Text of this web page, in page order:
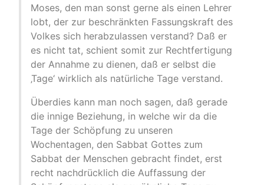
Moses, den man sonst gerne als einen Lehrer
lobt, der zur beschränkten Fassungskraft des
Volkes sich herabzulassen verstand? Daß er
es nicht tat, schient somit zur Rechtfertigung
der Annahme zu dienen, daß er selbst die
‚Tage‘ wirklich als natürliche Tage verstand.
Überdies kann man noch sagen, daß gerade
die innige Beziehung, in welche wir da die
Tage der Schöpfung zu unseren
Wochentagen, den Sabbat Gottes zum
Sabbat der Menschen gebracht findet, erst
recht nachdrücklich die Auffassung der